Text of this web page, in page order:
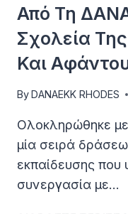
Από Τη
Σχολεία
Και
ByDANAEKK RHODES
Ολοκληρώθηκε με
μία σειρά
εκπαίδευσης
συνεργασία με…